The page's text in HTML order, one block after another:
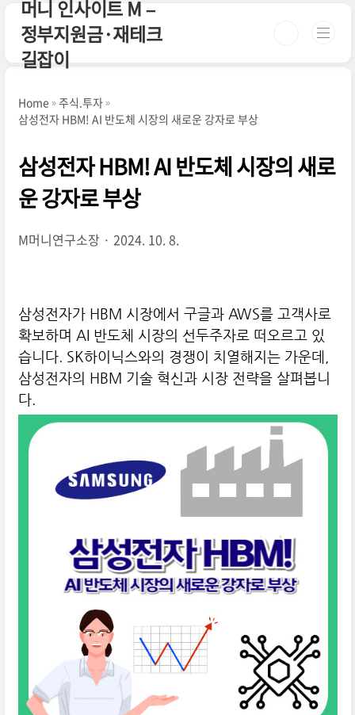
본문 바로가기
머니 인사이트 M –
정부지원금·재테크
길잡이
Home
주식.투자
삼성전자 HBM! AI 반도체 시장의 새로운 강자로 부상
삼성전자 HBM! AI 반도체 시장의 새로
운 강자로 부상
M머니연구소장 2024. 10. 8.
삼성전자가 HBM 시장에서 구글과 AWS를 고객사로
확보하며 AI 반도체 시장의 선두주자로 떠오르고 있
습니다. SK하이닉스와의 경쟁이 치열해지는 가운데,
삼성전자의 HBM 기술 혁신과 시장 전략을 살펴봅니
다.